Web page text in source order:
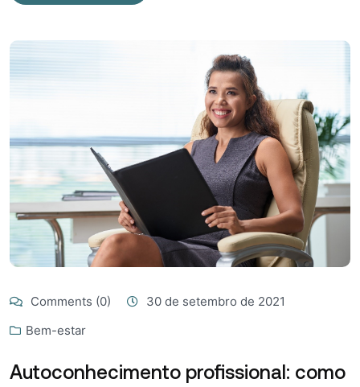
Comments (0)
30 de setembro de 2021
Bem-estar
Autoconhecimento profissional: como